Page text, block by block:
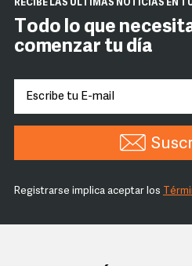
RECIBE LAS ÚLTIMAS NOTICIAS EN
Todo lo que
comenzar tu día
Registrarse implica aceptar los